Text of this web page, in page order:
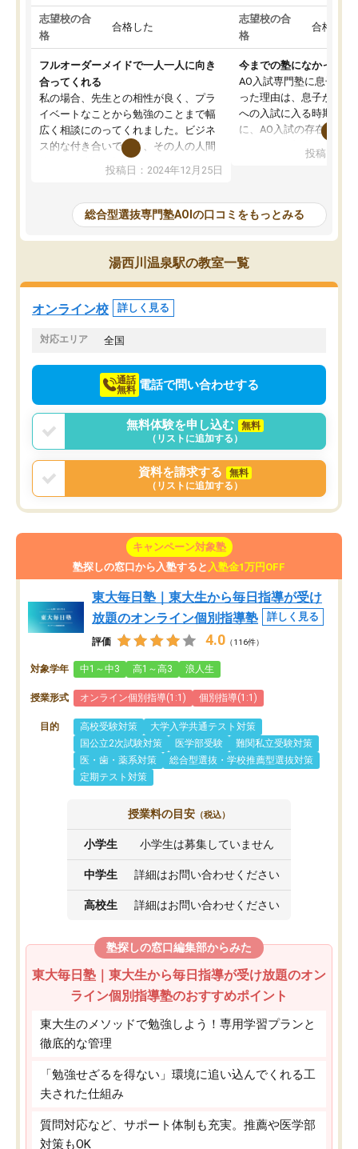
志望校の合
格
合格した
フルオーダーメイドで一人一人に向き
合ってくれる
私の場合、先生との相性が良く、プラ
イベートなことから勉強のことまで幅
広く相談にのってくれました。ビジネ
ス的な付き合いでなく、その人の人間
性までを適切に把握し、むきあってい
るなぁと強く感じることできました。
と相談すると、他の先生も紹介してく
ださり、客観的なアドバイスもいただ
くことができました（志望理由・自己
PR等の添削において）。そして、なに
より自習室が解放されている点がよか
ったです。友達と好きな時間に自習
し、お互いを高めあえる環境がありま
投稿日：2024年12月25日
志望校の合
格
合格した
今までの塾になかった
AO入試専門塾に息子を
った理由は、息子が高校
への入試に入る時期に差
に、AO入試の存在を息
たことから、AOIに入塾
で、AO入試を改めて知
それに対しての具体的な
ことでした。更に子供の
る適正等についても詳し
でき、メンターの方々も
けてらっしゃいますので
投稿日：
総合型選抜専門塾AOIの口コミをもっとみる
湯西川温泉駅の教室一覧
オンライン校 詳しく見る
対応エリア 全国
通話
無料 電話で問い合わせする
無料体験を申し込む
無料
（リストに追加する）
資料を請求する
無料
（リストに追加する）
キャンペーン対象塾
塾探しの窓口から入塾すると 入塾金1万円OFF
東大毎日塾｜東大生から毎日指導が受け
放題のオンライン個別指導塾
詳しく見る
評価 4.0 （116件）
対象学年 中1～中3 高1～高3 浪人生
授業形式 オンライン個別指導(1:1) 個別指導(1:1)
目的 高校受験対策
大学入学共通テスト対策
国公立2次試験対策
医学部受験
難関私立受験対策
医・歯・薬系対策
総合型選抜・学校推薦型選抜対策
定期テスト対策
授業料の目安 （税込）
小学生 小学生は募集していません
中学生 詳細はお問い合わせください
高校生 詳細はお問い合わせください
塾探しの窓口編集部からみた
東大毎日塾｜東大生から毎日指導が受け放題のオン
ライン個別指導塾のおすすめポイント
東大生のメソッドで勉強しよう！専用学習プランと
徹底的な管理
「勉強せざるを得ない」環境に追い込んでくれる工
夫された仕組み
質問対応など、サポート体制も充実。推薦や医学部
対策もOK